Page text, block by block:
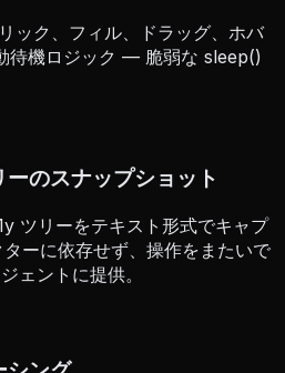
ック、フィル、ドラッグ、ホバ
待機ロジック — 脆弱な sleep()
のスナップショット
ツリーをテキスト形式でキャプ
ーに依存せず、操作をまたいで
ェントに提供。